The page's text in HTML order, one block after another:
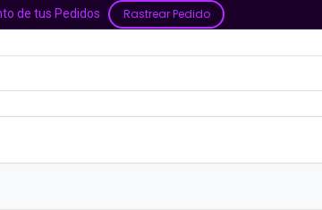
de tus Pedidos Rastrear Pedido